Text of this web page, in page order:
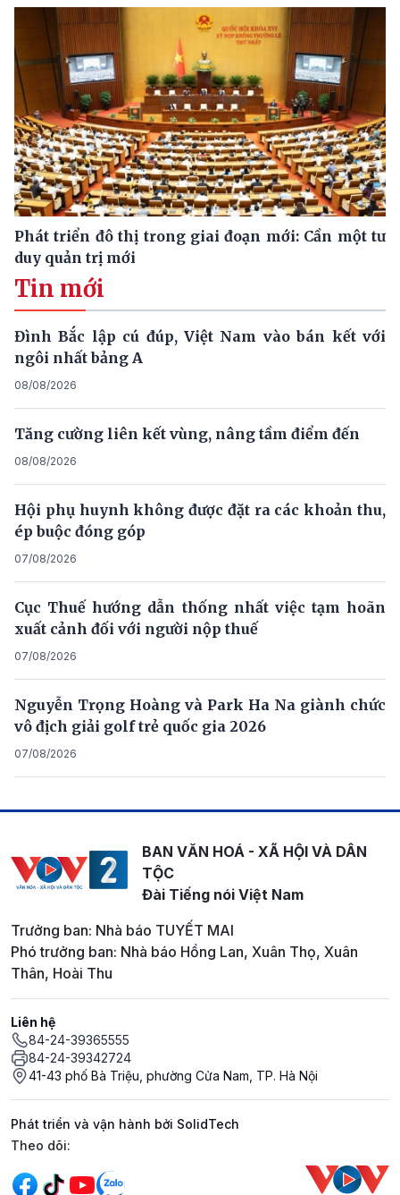
Phát triển đô thị trong giai đoạn mới: Cần một tư
duy quản trị mới
Tin mới
Đình Bắc lập cú đúp, Việt Nam vào bán kết với
ngôi nhất bảng A
08/08/2026
Tăng cường liên kết vùng, nâng tầm điểm đến
08/08/2026
Hội phụ huynh không được đặt ra các khoản thu,
ép buộc đóng góp
07/08/2026
Cục Thuế hướng dẫn thống nhất việc tạm hoãn
xuất cảnh đối với người nộp thuế
07/08/2026
Nguyễn Trọng Hoàng và Park Ha Na giành chức
vô địch giải golf trẻ quốc gia 2026
07/08/2026
BAN VĂN HOÁ - XÃ HỘI VÀ DÂN
TỘC
Đài Tiếng nói Việt Nam
Trưởng ban: Nhà báo TUYẾT MAI
Phó trưởng ban: Nhà báo Hồng Lan, Xuân Thọ, Xuân
Thân, Hoài Thu
Liên hệ
84-24-39365555
84-24-39342724
41-43 phố Bà Triệu, phường Cửa Nam, TP. Hà Nội
Phát triển và vận hành bởi SolidTech
Mạng xã hội
Theo dõi: